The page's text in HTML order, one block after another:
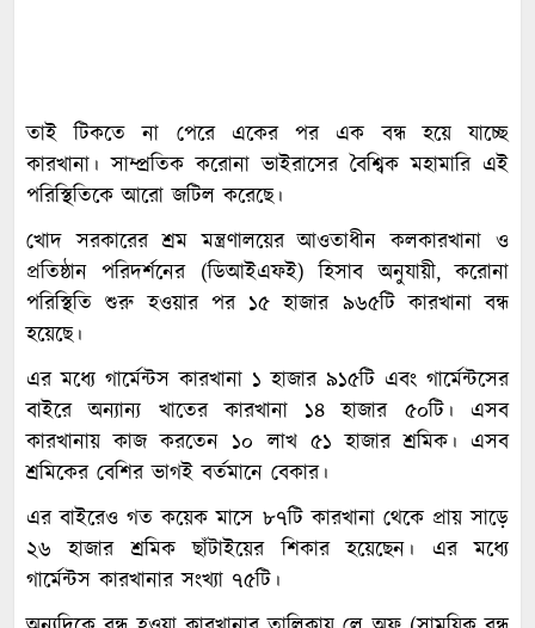
তাই টিকতে না পেরে একের পর এক বন্ধ হয়ে যাচ্ছে
কারখানা। সাম্প্রতিক করোনা ভাইরাসের বৈশ্বিক মহামারি এই
পরিস্থিতিকে আরো জটিল করেছে।
খোদ সরকারের শ্রম মন্ত্রণালয়ের আওতাধীন কলকারখানা ও
প্রতিষ্ঠান পরিদর্শনের (ডিআইএফই) হিসাব অনুযায়ী, করোনা
পরিস্থিতি শুরু হওয়ার পর ১৫ হাজার ৯৬৫টি কারখানা বন্ধ
হয়েছে।
এর মধ্যে গার্মেন্টস কারখানা ১ হাজার ৯১৫টি এবং গার্মেন্টসের
বাইরে অন্যান্য খাতের কারখানা ১৪ হাজার ৫০টি। এসব
কারখানায় কাজ করতেন ১০ লাখ ৫১ হাজার শ্রমিক। এসব
শ্রমিকের বেশির ভাগই বর্তমানে বেকার।
এর বাইরেও গত কয়েক মাসে ৮৭টি কারখানা থেকে প্রায় সাড়ে
২৬ হাজার শ্রমিক ছাঁটাইয়ের শিকার হয়েছেন। এর মধ্যে
গার্মেন্টস কারখানার সংখ্যা ৭৫টি।